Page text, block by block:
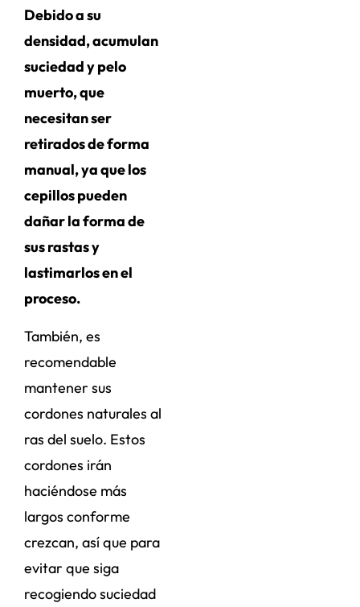
Debido a su
densidad, acumulan
suciedad y pelo
muerto, que
necesitan ser
retirados de forma
manual, ya que los
cepillos pueden
dañar la forma de
sus rastas y
lastimarlos en el
proceso.
También, es
recomendable
mantener sus
cordones naturales al
ras del suelo. Estos
cordones irán
haciéndose más
largos conforme
crezcan, así que para
evitar que siga
recogiendo suciedad